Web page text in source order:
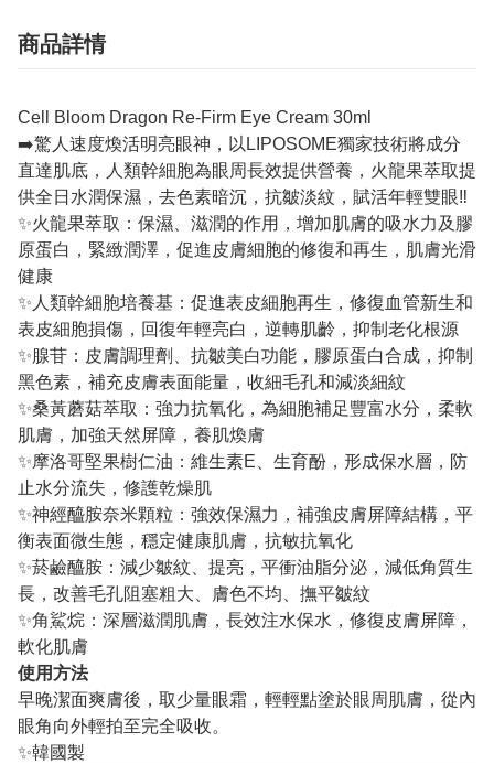
商品詳情
Cell Bloom Dragon Re-Firm Eye Cream 30ml
➡️️驚人速度煥活明亮眼神，以LIPOSOME獨家技術將成分
直達肌底，人類幹細胞為眼周長效提供營養，火龍果萃取提
供全日水潤保濕，去色素暗沉，抗皺淡紋，賦活年輕雙眼‼️
✨火龍果萃取：保濕、滋潤的作用，增加肌膚的吸水力及膠
原蛋白，緊緻潤澤，促進皮膚細胞的修復和再生，肌膚光滑
健康
✨人類幹細胞培養基：促進表皮細胞再生，修復血管新生和
表皮細胞損傷，回復年輕亮白，逆轉肌齡，抑制老化根源
✨腺苷：皮膚調理劑、抗皺美白功能，膠原蛋白合成，抑制
黑色素，補充皮膚表面能量，收細毛孔和減淡細紋
✨桑黃蘑菇萃取：強力抗氧化，為細胞補足豐富水分，柔軟
肌膚，加強天然屏障，養肌煥膚
✨摩洛哥堅果樹仁油：維生素E、生育酚，形成保水層，防
止水分流失，修護乾燥肌
✨神經醯胺奈米顆粒：強效保濕力，補強皮膚屏障結構，平
衡表面微生態，穩定健康肌膚，抗敏抗氧化
✨菸鹼醯胺：減少皺紋、提亮，平衝油脂分泌，減低角質生
長，改善毛孔阻塞粗大、膚色不均、撫平皺紋
✨角鯊烷：深層滋潤肌膚，長效注水保水，修復皮膚屏障，
軟化肌膚
使用方法
早晚潔面爽膚後，取少量眼霜，輕輕點塗於眼周肌膚，從內
眼角向外輕拍至完全吸收。
✨韓國製